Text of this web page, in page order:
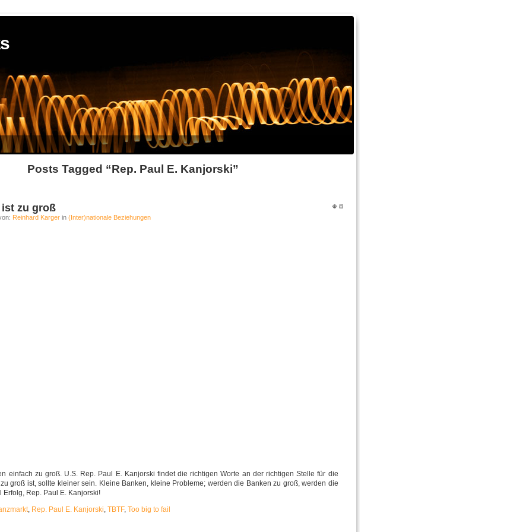
Posts Tagged “Rep. Paul E. Kanjorski”
zu groß
Reinhard Karger in(Inter)nationale Beziehungen
einfach zu groß. U.S. Rep. Paul E. Kanjorski findet die richtigen Worte an der richtigen Stelle für die
groß ist, sollte kleiner sein. Kleine Banken, kleine Probleme; werden die Banken zu groß, werden die
Rep. Paul E. Kanjorski!
, Rep. Paul E. Kanjorski, TBTF, Too big to fail